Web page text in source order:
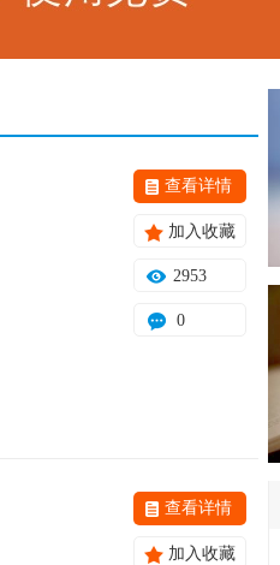
查看详情
加入收藏
2953
0
查看详情
加入收藏